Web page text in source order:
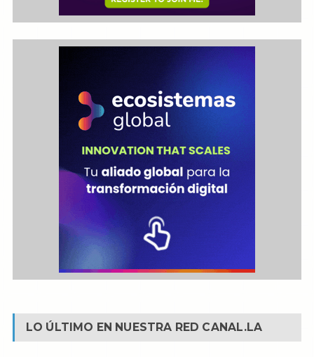
LO ÚLTIMO EN NUESTRA RED CANAL.LA